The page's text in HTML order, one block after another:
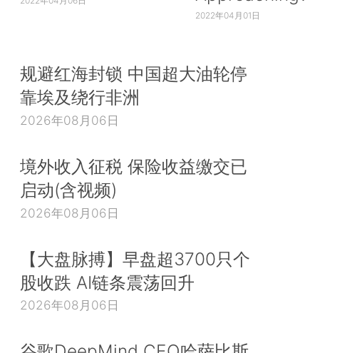
2022年04月01日
规避红海封锁 中国超大油轮停
靠埃及绕行非洲
2026年08月06日
境外收入征税 保险收益缴交已
启动(含视频)
2026年08月06日
【大盘脉搏】早盘超3700只个
股收跌 AI链条震荡回升
2026年08月06日